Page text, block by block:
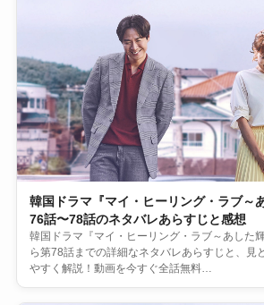
韓国ドラマ『マイ・ヒーリング・ラブ～
76話〜78話のネタバレあらすじと感想
韓国ドラマ『マイ・ヒーリング・ラブ～あした
ら第78話までの詳細なネタバレあらすじと、見
やすく解説！動画を今すぐ全話無料…